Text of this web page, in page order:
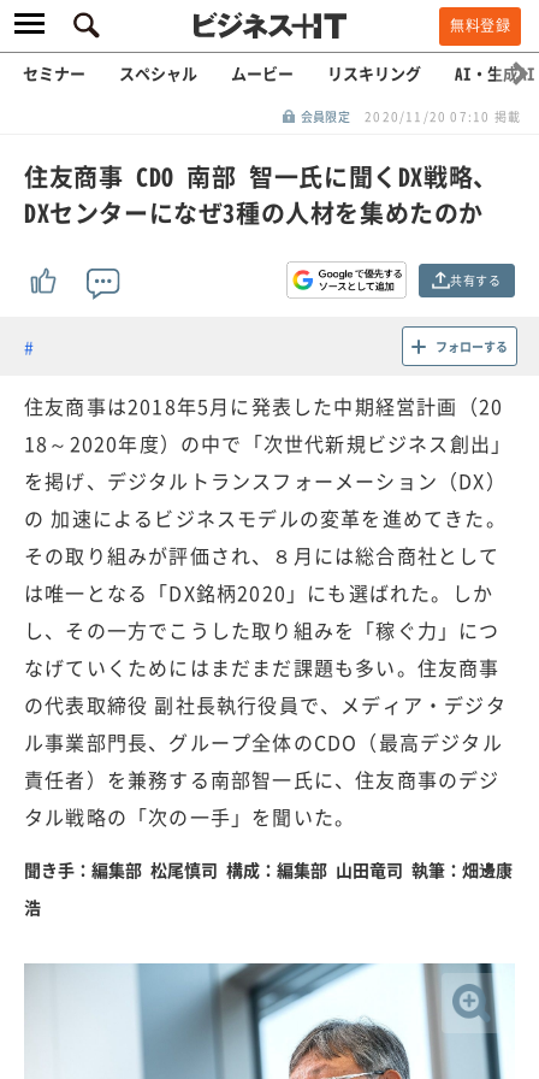
無料登録
セミナー スペシャル ムービー リスキリング AI・生成AI
会員限定 2020/11/20 07:10 掲載
住友商事 CDO 南部 智一氏に聞くDX戦略、
DXセンターになぜ3種の人材を集めたのか
共有する
フォローする
住友商事は2018年5月に発表した中期経営計画（20
18～2020年度）の中で「次世代新規ビジネス創出」
を掲げ、デジタルトランスフォーメーション（DX）
の 加速によるビジネスモデルの変革を進めてきた。
その取り組みが評価され、８月には総合商社として
は唯一となる「DX銘柄2020」にも選ばれた。しか
し、その一方でこうした取り組みを「稼ぐ力」につ
なげていくためにはまだまだ課題も多い。住友商事
の代表取締役 副社長執行役員で、メディア・デジタ
ル事業部門長、グループ全体のCDO（最高デジタル
責任者）を兼務する南部智一氏に、住友商事のデジ
タル戦略の「次の一手」を聞いた。
聞き手：編集部 松尾慎司 構成：編集部 山田竜司 執筆：畑邊康
浩